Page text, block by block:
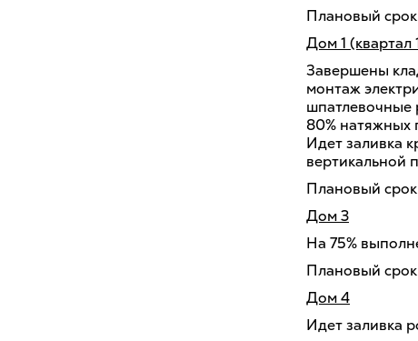
Плановый срок
Дом 1 (квартал
Завершены
монтаж
шпатлевочные
80% натяжных
Идет заливка
вертикальной
Плановый срок
Дом 3
На 75%
Плановый срок
Дом 4
Идет заливка